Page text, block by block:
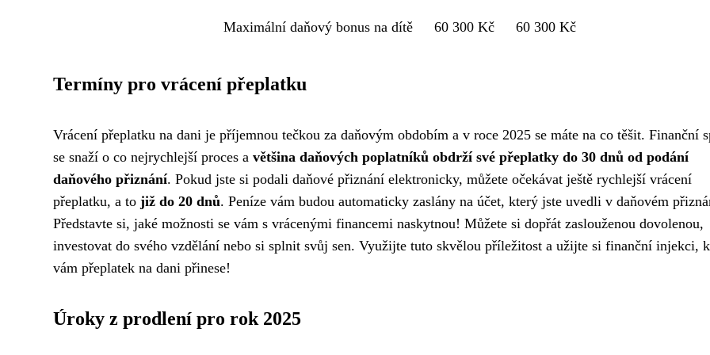
Maximální daňový bonus na dítě 60 300 Kč 60 300 Kč
Termíny pro vrácení přeplatku
Vrácení přeplatku na dani je příjemnou tečkou za daňovým obdobím a v roce 2025 se máte na co těšit. Finanční
se snaží o co nejrychlejší proces a většina daňových poplatníků obdrží své přeplatky do 30 dnů od podání
daňového přiznání. Pokud jste si podali daňové přiznání elektronicky, můžete očekávat ještě rychlejší vrácení
přeplatku, a to již do 20 dnů. Peníze vám budou automaticky zaslány na účet, který jste uvedli v daňovém
Představte si, jaké možnosti se vám s vrácenými financemi naskytnou! Můžete si dopřát zaslouženou dovolenou,
investovat do svého vzdělání nebo si splnit svůj sen. Využijte tuto skvělou příležitost a užijte si finanční injekci,
vám přeplatek na dani přinese!
Úroky z prodlení pro rok 2025